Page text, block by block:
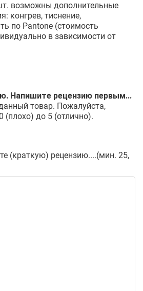
возможны дополнительные
конгрев, тиснение,
по Pantone (стоимость
в зависимости от
Напишите рецензию первым...
товар. Пожалуйста,
(плохо) до 5 (отлично).
(краткую) рецензию....(мин. 25,